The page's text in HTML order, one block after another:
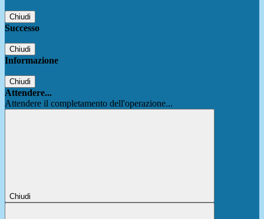
Chiudi
Successo
Chiudi
Informazione
Chiudi
Attendere...
Attendere il completamento dell'operazione...
Chiudi